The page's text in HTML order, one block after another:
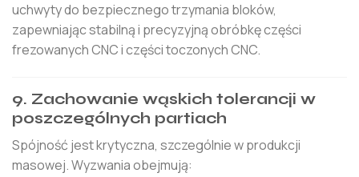
uchwyty do bezpiecznego trzymania bloków,
zapewniając stabilną i precyzyjną obróbkę części
frezowanych CNC i części toczonych CNC.
9. Zachowanie wąskich tolerancji w
poszczególnych partiach
Spójność jest krytyczna, szczególnie w produkcji
masowej. Wyzwania obejmują: